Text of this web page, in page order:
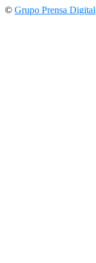
© Grupo Prensa Digital